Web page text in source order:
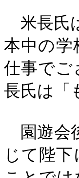
米長氏
本中の学
仕事でご
長氏は「
園遊会
じて陛